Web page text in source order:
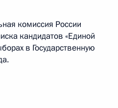
комиссия России
кандидатов «Единой
в Государственную